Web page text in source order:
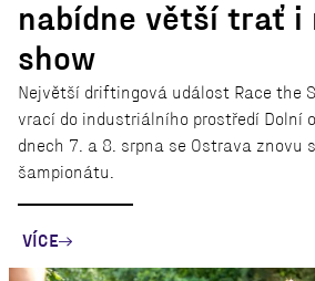
nabídne větší trať i
show
Největší driftingová událost Race the
vrací do industriálního prostředí Dolní
dnech 7. a 8. srpna se Ostrava znovu
šampionátu.
VÍCE